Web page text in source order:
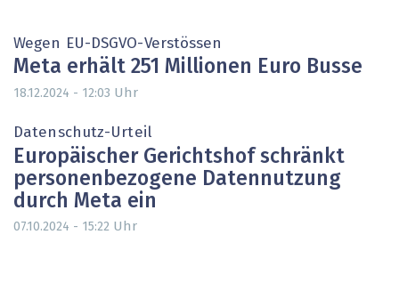
Wegen EU-DSGVO-Verstössen
Meta erhält 251 Millionen Euro Busse
18.12.2024 - 12:03 Uhr
Datenschutz-Urteil
Europäischer Gerichtshof schränkt
personenbezogene Datennutzung
durch Meta ein
07.10.2024 - 15:22 Uhr